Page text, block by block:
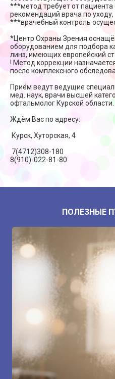
***метод требует от
рекомендаций врача по уходу,
***врачебный контроль
*Центр Охраны Зрения
оборудованием для подбора
линз, имеющих европейский
! Метод коррекции
после комплексного
Приём ведут ведущие
мед. наук, врачи высшей
офтальмолог Курской области.
Ждём Вас по адресу:
Курск, Хуторская, 4
7(4712)308-180
8(910)-022-81-80
ПОЛЕЗНЫЕ